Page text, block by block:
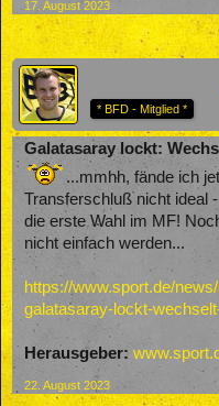
17. August 2023
* BFD - Mitglied *
Galatasaray lockt:
...mmhh, fände ich
Transferschluß nicht ideal
die erste Wahl im MF!
nicht einfach werden...
https://www.sport.de/
galatasaray-lockt-
Herausgeber:
22. August 2023